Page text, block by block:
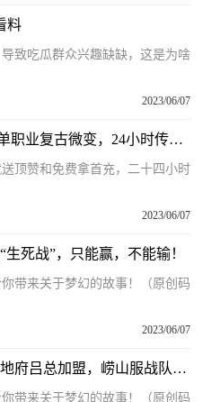
料
致吃瓜群众兴趣缺缺，这是为啥
2023/06/07
传奇手游：冰魄紫灵传奇1.80单职业复古微变，24小时传奇直播中
顶赞和免费拿首充，二十四小时
2023/06/07
死战”，只能赢，不能输！
带来关于梦幻的故事！（原创码
2023/06/07
滚动：梦幻西游：雪山迎来新地府吕总加盟，崂山服战队惨遭“猴之诅咒”
带来关于梦幻的故事！（原创码